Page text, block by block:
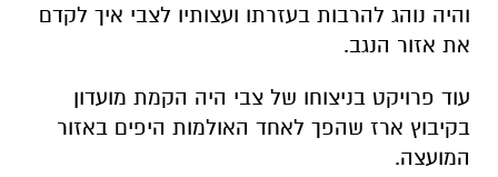
והיה נוהג להרבות בעזרתו ועצותיו לצבי איך לקדם
את אזור הנגב.
עוד פרויקט בניצוחו של צבי היה הקמת מועדון
בקיבוץ ארז שהפך לאחד האולמות היפים באזור
המועצה.